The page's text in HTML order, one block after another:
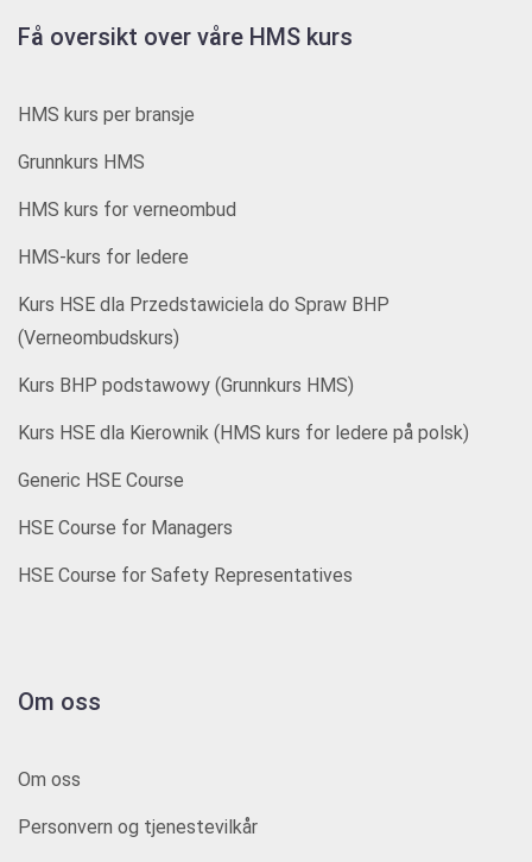
Få oversikt over våre HMS kurs
HMS kurs per bransje
Grunnkurs HMS
HMS kurs for verneombud
HMS-kurs for ledere
Kurs HSE dla Przedstawiciela do Spraw BHP
(Verneombudskurs)
Kurs BHP podstawowy (Grunnkurs HMS)
Kurs HSE dla Kierownik (HMS kurs for ledere på polsk)
Generic HSE Course
HSE Course for Managers
HSE Course for Safety Representatives
Om oss
Om oss
Personvern og tjenestevilkår